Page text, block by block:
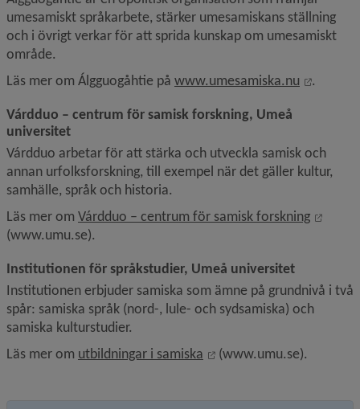
umesamiskt språkarbete, stärker umesamiskans ställning
och i övrigt verkar för att sprida kunskap om umesamiskt
område.
Läs mer om Álgguogåhtie på www.umesamiska.nu Länk till
.
Várdduo – centrum för samisk forskning, Umeå
universitet
Várdduo arbetar för att stärka och utveckla samisk och
annan urfolksforskning, till exempel när det gäller kultur,
samhälle, språk och historia.
Läs mer om Várdduo – centrum för samisk forskning
Länk
(www.umu.se).
Institutionen för språkstudier, Umeå universitet
Institutionen erbjuder samiska som ämne på grundnivå i två
spår: samiska språk (nord-, lule- och sydsamiska) och
samiska kulturstudier.
Läs mer om utbildningar i samiska Länk till annan
(www.umu.se).